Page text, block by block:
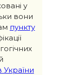
у
вони
пункту
України